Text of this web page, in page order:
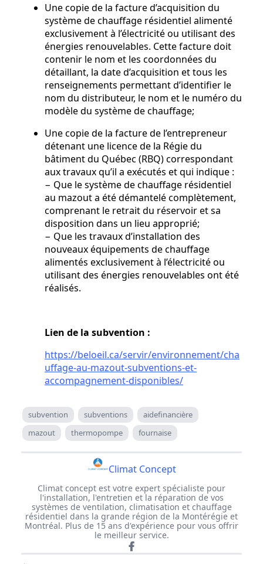
Une copie de la facture d’acquisition du
système de chauffage résidentiel alimenté
exclusivement à l’électricité ou utilisant des
énergies renouvelables. Cette facture doit
contenir le nom et les coordonnées du
détaillant, la date d’acquisition et tous les
renseignements permettant d’identifier le
nom du distributeur, le nom et le numéro du
modèle du système de chauffage;
Une copie de la facture de l’entrepreneur
détenant une licence de la Régie du
bâtiment du Québec (RBQ) correspondant
aux travaux qu’il a exécutés et qui indique :
− Que le système de chauffage résidentiel
au mazout a été démantelé complètement,
comprenant le retrait du réservoir et sa
disposition dans un lieu approprié;
− Que les travaux d’installation des
nouveaux équipements de chauffage
alimentés exclusivement à l’électricité ou
utilisant des énergies renouvelables ont été
réalisés.
Lien de la subvention :
https://beloeil.ca/servir/environnement/cha
uffage-au-mazout-subventions-et-
accompagnement-disponibles/
subvention subventions
aidefinancière
mazout
thermopompe fournaise
Climat Concept
Climat concept est votre expert spécialiste pour
l'installation, l'entretien et la réparation de vos
systèmes de ventilation, climatisation et chauffage
résidentiel dans la grande région de la Montérégie et
Montréal. Plus de 15 ans d'expérience pour vous offrir
le meilleur service.